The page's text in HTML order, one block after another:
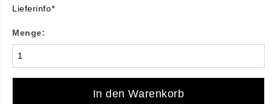
Lieferinfo*
Menge:
In den Warenkorb